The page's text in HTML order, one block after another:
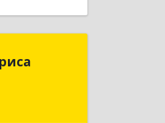
Павловна
Респ,